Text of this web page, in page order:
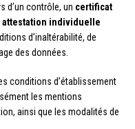
d’un contrôle, un certificat
attestation individuelle
d’inaltérabilité, de
des données.
conditions d’établissement
les mentions
ainsi que les modalités de